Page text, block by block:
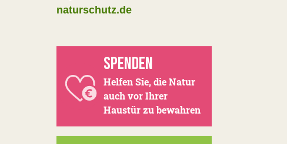
naturschutz.de
SPENDEN
Helfen Sie, die Natur
auch vor Ihrer
Haustür zu bewahren